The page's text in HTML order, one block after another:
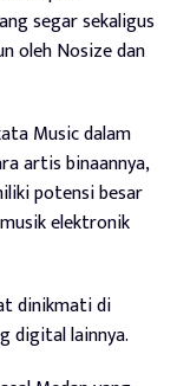
segar sekaligus
oleh Nosize dan
Music dalam
artis binaannya,
potensi besar
elektronik
dinikmati di
digital lainnya.